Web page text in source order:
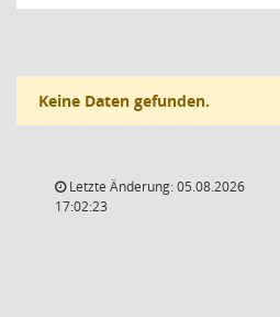
Keine Daten gefunden.
Letzte Änderung: 05.08.2026
17:02:23